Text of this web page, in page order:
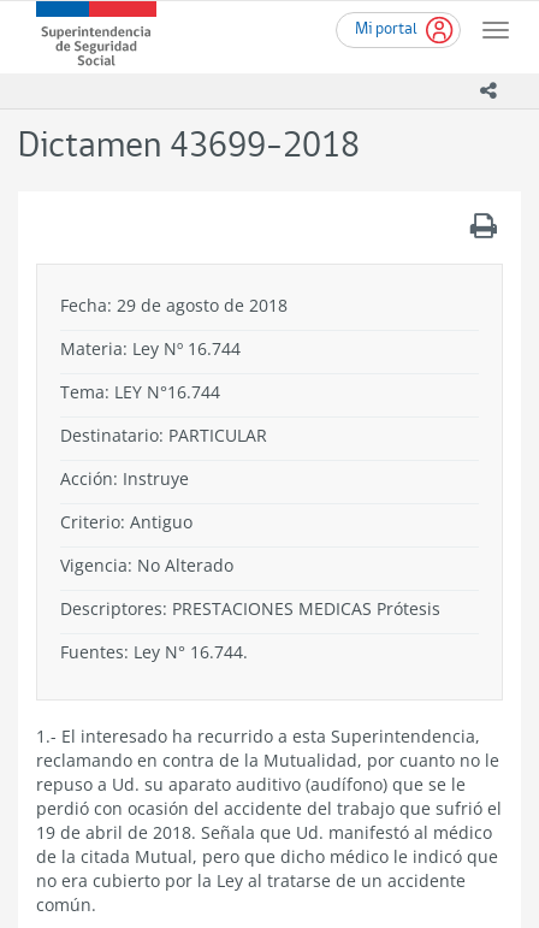
contenido
Mi portal
Toggle
Superintendencia
de
-
Dictamen 43699-2018
Fecha: 29 de agosto de 2018
Materia: Ley Nº 16.744
Tema: LEY N°16.744
Destinatario: PARTICULAR
Acción: Instruye
Criterio: Antiguo
Vigencia: No Alterado
Descriptores: PRESTACIONES MEDICAS Prótesis
Fuentes: Ley N° 16.744.
1.- El interesado ha recurrido a esta Superintendencia,
reclamando en contra de la Mutualidad, por cuanto no le
repuso a Ud. su aparato auditivo (audífono) que se le
perdió con ocasión del accidente del trabajo que sufrió el
19 de abril de 2018. Señala que Ud. manifestó al médico
de la citada Mutual, pero que dicho médico le indicó que
no era cubierto por la Ley al tratarse de un accidente
común.